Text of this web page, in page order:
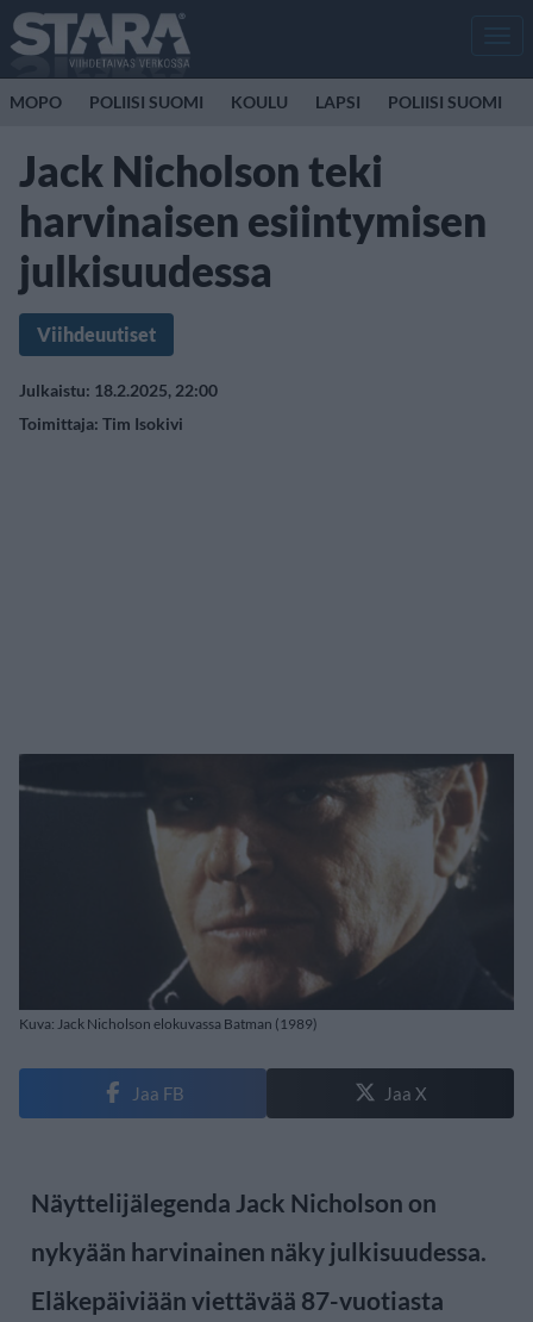
MOPO POLIISI SUOMI KOULU LAPSI POLIISI SUOMI
Jack Nicholson teki
harvinaisen esiintymisen
julkisuudessa
Viihdeuutiset
Julkaistu: 18.2.2025, 22:00
Toimittaja: Tim Isokivi
Kuva: Jack Nicholson elokuvassa Batman (1989)
Jaa FB Jaa X
Näyttelijälegenda Jack Nicholson on
nykyään harvinainen näky julkisuudessa.
Eläkepäiviään viettävää 87-vuotiasta